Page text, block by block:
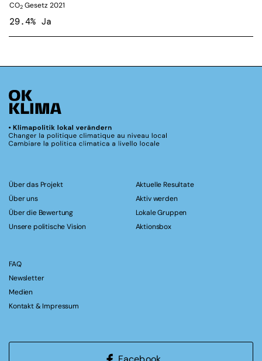
CO2 Gesetz 2021
29.4% Ja
Über das Projekt
Über uns
Über die Bewertung
Unsere politische Vision
Aktuelle Resultate
Aktiv werden
Lokale Gruppen
Aktionsbox
FAQ
Newsletter
Medien
Kontakt & Impressum